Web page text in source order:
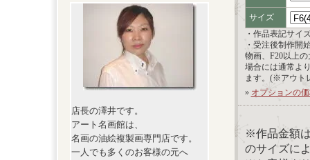
店長の澤井です。
アート名画館は、
名画の油絵複製画専門店です。
一人でも多くのお客様の元へ
サイズ
・作品表記サイ
・受注後制作開
物画、F20以上
場合には通常よ
ます。(※アウト
» オプションの
※作品金額
のサイズに